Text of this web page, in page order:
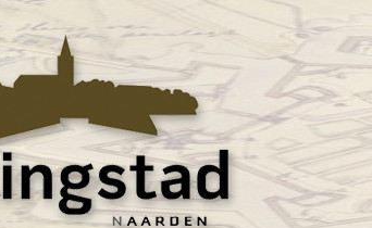
met hart voor de Vesting